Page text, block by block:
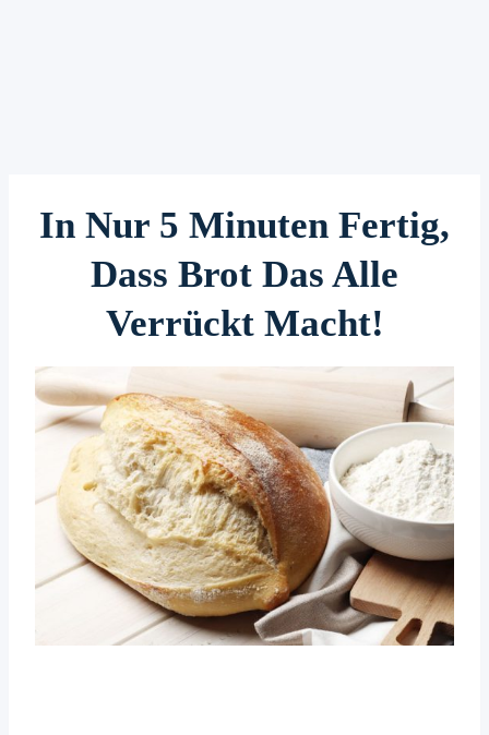
In Nur 5 Minuten Fertig,
Dass Brot Das Alle
Verrückt Macht!